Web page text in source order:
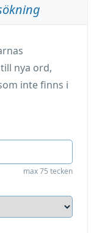
nya ord,
inte finns i
max 75 tecken